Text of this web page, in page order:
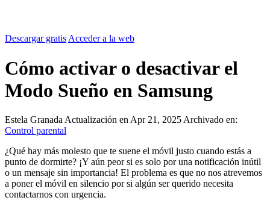
Descargar gratisAcceder a la web
Cómo activar o desactivar el
Modo Sueño en Samsung
Estela Granada Actualización en Apr 21, 2025 Archivado en:
Control parental
¿Qué hay más molesto que te suene el móvil justo cuando estás a
punto de dormirte? ¡Y aún peor si es solo por una notificación inútil
o un mensaje sin importancia! El problema es que no nos atrevemos
a poner el móvil en silencio por si algún ser querido necesita
contactarnos con urgencia.